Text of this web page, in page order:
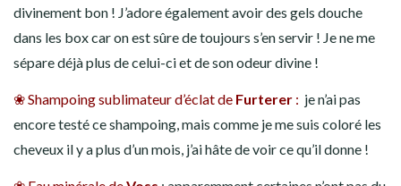
divinement bon ! J’adore également avoir des gels douche
dans les box car on est sûre de toujours s’en servir ! Je ne me
sépare déjà plus de celui-ci et de son odeur divine !
❀ Shampoing sublimateur d’éclat de Furterer : je n’ai pas
encore testé ce shampoing, mais comme je me suis coloré les
cheveux il y a plus d’un mois, j’ai hâte de voir ce qu’il donne !